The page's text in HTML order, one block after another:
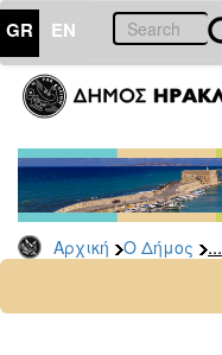
GR EN
Αρχική Ο Δήμος ...
ΔΗΜΟΣ
Δελτία
Τύπου
Αρχείο
2026
2024